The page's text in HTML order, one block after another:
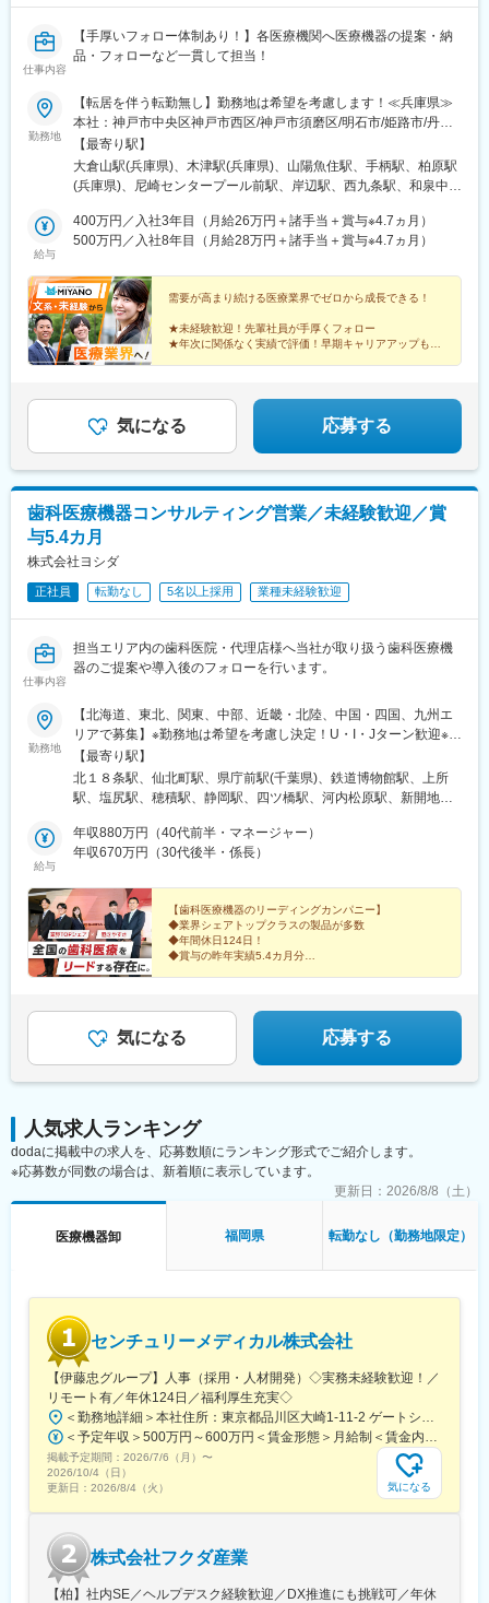
仕事内容
【手厚いフォロー体制あり！】各医療機関へ医療機器の提案・納
品・フォローなど一貫して担当！
勤務地
【転居を伴う転勤無し】勤務地は希望を考慮します！≪兵庫県≫
本社：神戸市中央区神戸市西区/神戸市須磨区/明石市/姫路市/丹波
市/尼崎市≪大阪府≫吹田市/大阪市/岸和田市/東大阪市≪関西地域
≫奈良県大和郡山市/和歌山県和歌山市≪その他地域≫広島県/福岡
県＼積極採用中エリア／広島市：都市の利便性と文化を楽しむ！*
を！* 休日は宮島（世界遺産）や瀬戸内の島々へ日帰りリフレッシ
ュ！* カープやサンフレッチェの応援も激熱！福山市：落ち着いた
内の自然を。* 新幹線駅が近く、四国方面へのアクセスも抜群。*
福山城やばらのまちなど、歴史と花に囲まれている。心身ともに
リラックスできる暮らしを手に入れて、オンオフともに充実させ
ませんか？！
【最寄り駅】
大倉山駅(兵庫県)、木津駅(兵庫県)、山陽魚住駅、手柄駅、柏原駅
(兵庫県)、尼崎センタープール前駅、岸辺駅、西九条駅、和泉中央
高前駅、博多南駅、石田駅、高速神戸駅、西江井ケ島駅、千鳥橋
駅、神戸駅(兵庫県)、魚住駅
給与
400万円／入社3年目（月給26万円＋諸手当＋賞与※4.7ヵ月）
500万円／入社8年目（月給28万円＋諸手当＋賞与※4.7ヵ月）
需要が高まり続ける医療業界でゼロから成長できる！
★未経験歓迎！先輩社員が手厚くフォロー
★年次に関係なく実績で評価！早期キャリアアップも可
★転居を伴う転勤なしで腰を据えて長く働ける
気になる 応募する
歯科医療機器コンサルティング営業／未経験歓迎／賞
与5.4カ月
株式会社ヨシダ
正社員 転勤なし 5名以上採用 業種未経験歓迎
仕事内容
担当エリア内の歯科医院・代理店様へ当社が取り扱う歯科医療機
器のご提案や導入後のフォローを行います。
勤務地
【北海道、東北、関東、中部、近畿・北陸、中国・四国、九州エ
リアで募集】※勤務地は希望を考慮し決定！U・I・Jターン歓迎※地
域密着型営業のため基本転勤なし！＜北海道エリア＞■北海道営業
所＜東北エリア＞■盛岡営業所＜関東エリア＞■千葉営業所■さい
たま営業所■新潟営業所＜中部エリア＞■松本営業所■朝日大学内
支店■大阪第2営業所■大阪南営業所■神戸営業所■京都営業所■金沢
営業所＜中国・四国エリア＞■広島営業所■岡山営業所＜九州エリ
【最寄り駅】
北１８条駅、仙北町駅、県庁前駅(千葉県)、鉄道博物館駅、上所
駅、塩尻駅、穂積駅、静岡駅、四ツ橋駅、河内松原駅、新開地
小倉駅、原爆資料館駅、二中通駅、北１２条駅、西大橋駅、中央
市場前駅、比治山下駅、大学病院駅、北１３条東駅、心斎橋駅、
給与
年収880万円（40代前半・マネージャー）
年収670万円（30代後半・係長）
【歯科医療機器のリーディングカンパニー】
◆業界シェアトップクラスの製品が多数
◆年間休日124日！
◆賞与の昨年実績5.4カ月分
気になる 応募する
人気求人ランキング
dodaに掲載中の求人を、応募数順にランキング形式でご紹介します。
※応募数が同数の場合は、新着順に表示しています。
更新日： 2026/8/8（土）
医療機器卸 福岡県 転勤なし（勤務地限定）
センチュリーメディカル株式会社
【伊藤忠グループ】人事（採用・人材開発）◇実務未経験歓迎！／
リモート有／年休124日／福利厚生充実◇
掲載予定期間： 2026/7/6（月） 〜
2026/10/4（日）
更新日： 2026/8/4（火） 気になる
株式会社フクダ産業
【柏】社内SE／ヘルプデスク経験歓迎／DX推進にも挑戦可／年休